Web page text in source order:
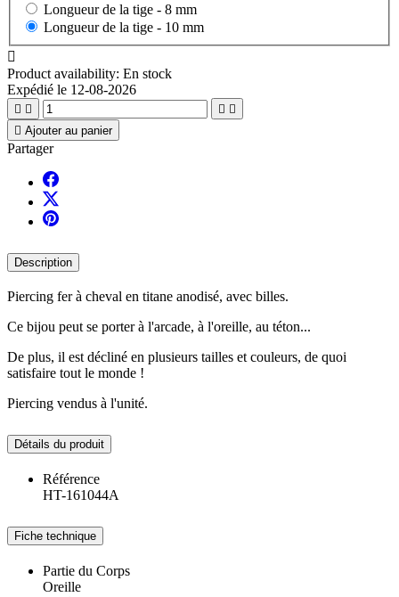
Longueur de la tige - 8 mm
Longueur de la tige - 10 mm

Product availability: En stock
Expédié le 12-08-2026
   
 Ajouter au panier
Partager
Description
Piercing fer à cheval en titane anodisé, avec billes.
Ce bijou peut se porter à l'arcade, à l'oreille, au téton...
De plus, il est décliné en plusieurs tailles et couleurs, de quoi
satisfaire tout le monde !
Piercing vendus à l'unité.
Détails du produit
Référence
HT-161044A
Fiche technique
Partie du Corps
Oreille